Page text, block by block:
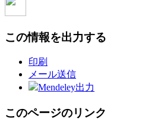
この情報を出力する
印刷
メール送信
Mendeley出力
このページのリンク